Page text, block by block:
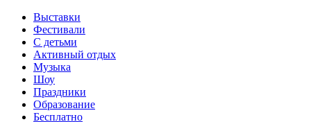
Выставки
Фестивали
С детьми
Активный отдых
Музыка
Шоу
Праздники
Образование
Бесплатно